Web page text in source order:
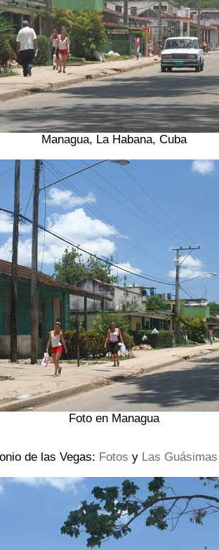
Managua, La Habana, Cuba
Foto en Managua
de las Vegas: Fotos y Las